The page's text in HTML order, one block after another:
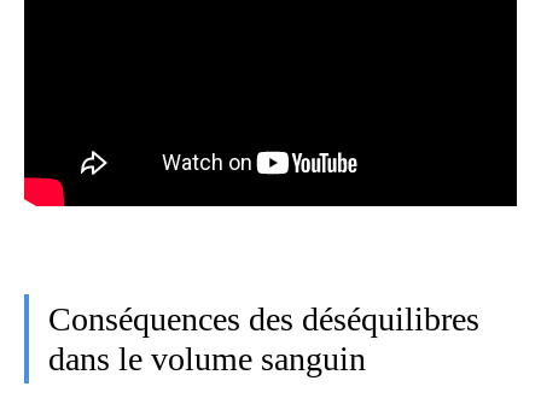
Conséquences des déséquilibres
dans le volume sanguin